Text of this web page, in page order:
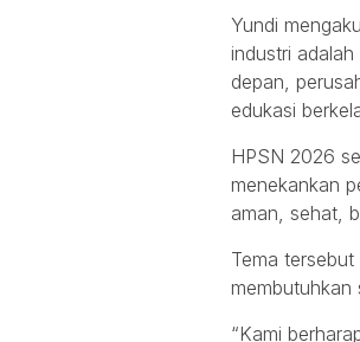
Yundi
industri
depan,
edukasi
HPSN 2026
menekankan
aman, sehat,
Tema
membutuhkan
“Kami